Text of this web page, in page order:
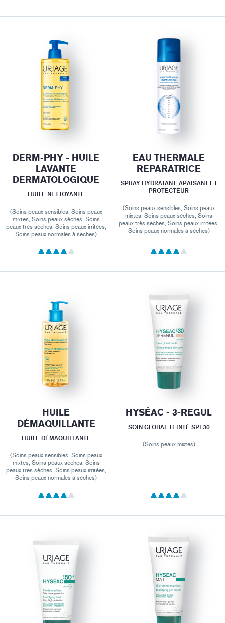
DERM-PHY - HUILE
LAVANTE
DERMATOLOGIQUE
HUILE NETTOYANTE
(Soins peaux sensibles, Soins peaux
mixtes, Soins peaux sèches, Soins
peaux très sèches, Soins peaux irritées,
Soins peaux normales à sèches)
EAU THERMALE
REPARATRICE
SPRAY HYDRATANT, APAISANT ET
PROTECTEUR
(Soins peaux sensibles, Soins peaux
mixtes, Soins peaux sèches, Soins
peaux très sèches, Soins peaux irritées,
Soins peaux normales à sèches)
HUILE
DÉMAQUILLANTE
HUILE DÉMAQUILLANTE
(Soins peaux sensibles, Soins peaux
mixtes, Soins peaux sèches, Soins
peaux très sèches, Soins peaux irritées,
Soins peaux normales à sèches)
HYSÉAC - 3-REGUL
SOIN GLOBAL TEINTÉ SPF30
(Soins peaux mixtes)